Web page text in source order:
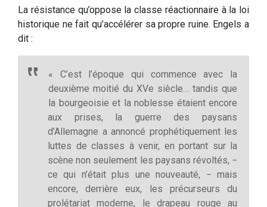
La résistance qu’oppose la classe réactionnaire à la loi
historique ne fait qu’accélérer sa propre ruine. Engels a
dit :
« C’est l’époque qui commence avec la
deuxième moitié du XVe siècle… tandis que
la bourgeoisie et la noblesse étaient encore
aux prises, la guerre des paysans
d’Allemagne a annoncé prophétiquement les
luttes de classes à venir, en portant sur la
scène non seulement les paysans révoltés, −
ce qui n’était plus une nouveauté, − mais
encore, derrière eux, les précurseurs du
prolétariat moderne, le drapeau rouge au